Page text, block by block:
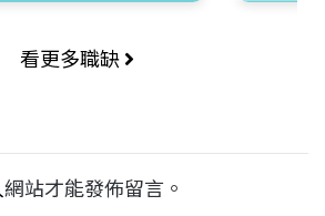
看更多職缺
網站才能發佈留言。